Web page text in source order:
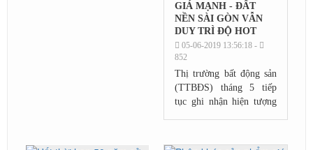
GIÁ MẠNH - ĐẤT
NỀN SÀI GÒN VẪN
DUY TRÌ ĐỘ HOT
05-06-2019 13:56:18 -
852
Thị trường bất động sản
(TTBĐS) tháng 5 tiếp
tục ghi nhận hiện tượng
Trên thị trường thứ cấp,